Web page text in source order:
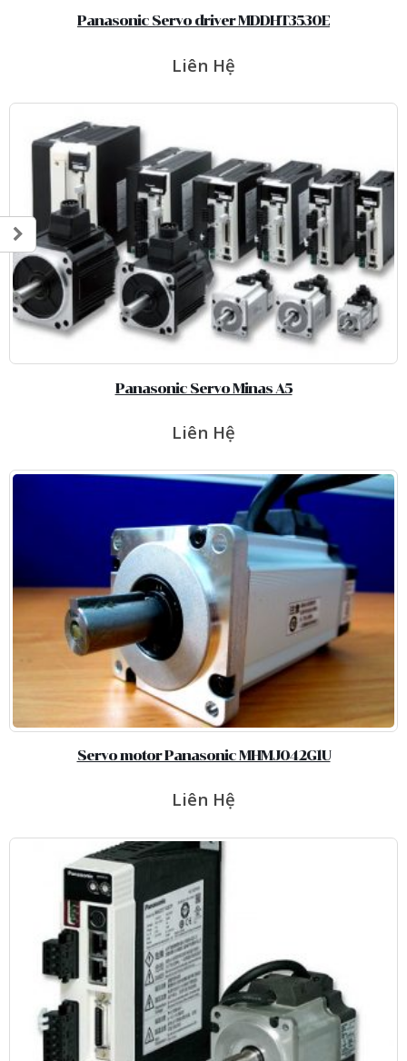
Panasonic Servo driver MDDHT3530E
Liên Hệ
Panasonic Servo Minas A5
Liên Hệ
Servo motor Panasonic MHMJ042G1U
Liên Hệ